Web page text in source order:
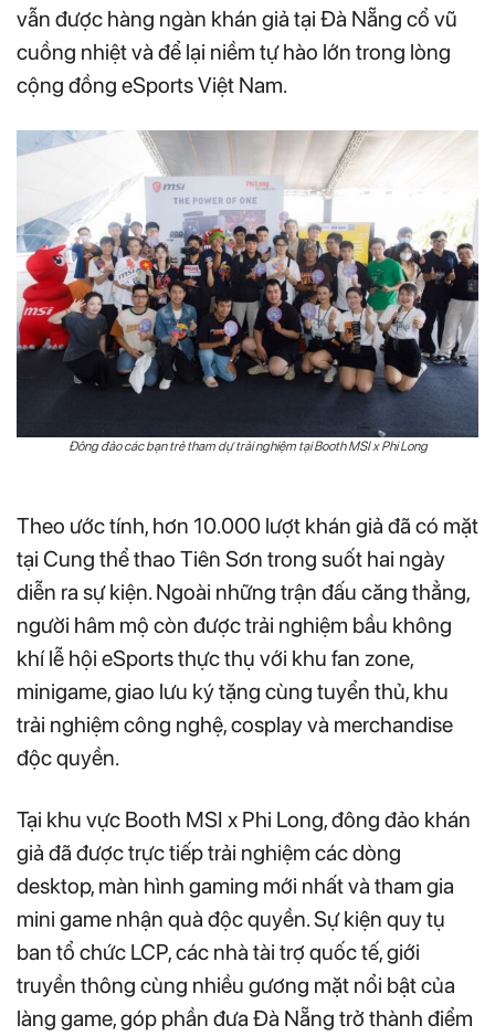
vẫn được hàng ngàn khán giả tại Đà Nẵng cổ vũ
cuồng nhiệt và để lại niềm tự hào lớn trong lòng
cộng đồng eSports Việt Nam.
Đông đảo các bạn trẻ tham dự trải nghiệm tại Booth MSI x Phi Long
Theo ước tính, hơn 10.000 lượt khán giả đã có mặt
tại Cung thể thao Tiên Sơn trong suốt hai ngày
diễn ra sự kiện. Ngoài những trận đấu căng thẳng,
người hâm mộ còn được trải nghiệm bầu không
khí lễ hội eSports thực thụ với khu fan zone,
minigame, giao lưu ký tặng cùng tuyển thủ, khu
trải nghiệm công nghệ, cosplay và merchandise
độc quyền.
Tại khu vực Booth MSI x Phi Long, đông đảo khán
giả đã được trực tiếp trải nghiệm các dòng
desktop, màn hình gaming mới nhất và tham gia
mini game nhận quà độc quyền. Sự kiện quy tụ
ban tổ chức LCP, các nhà tài trợ quốc tế, giới
truyền thông cùng nhiều gương mặt nổi bật của
làng game, góp phần đưa Đà Nẵng trở thành điểm